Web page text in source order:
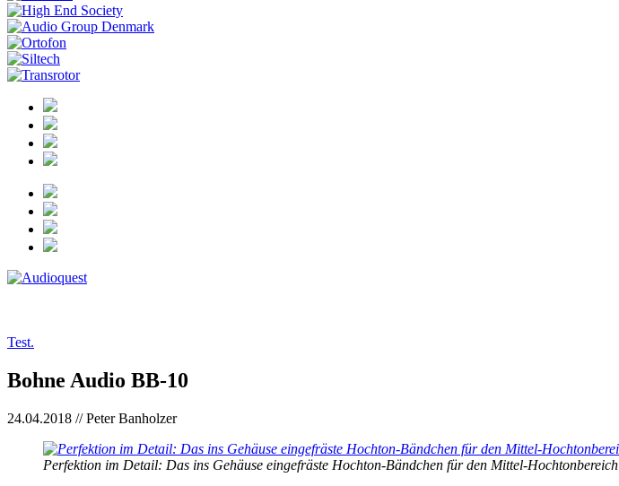
Test.
Bohne Audio BB-10
24.04.2018 // Peter Banholzer
Perfektion im Detail: Das ins Gehäuse eingefräste Hochton-Bändchen für den Mittel-Hochtonbereich